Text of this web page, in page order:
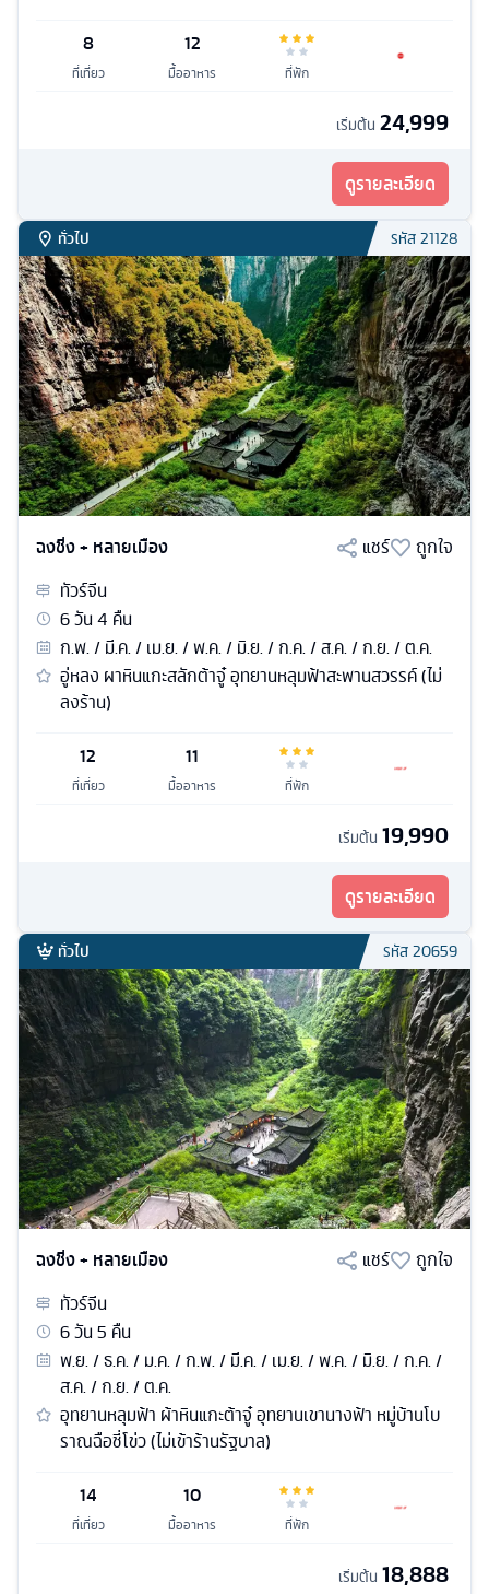
8
ที่เที่ยว
12
มื้ออาหาร ที่พัก
เริ่มต้น 24,999
ดูรายละเอียด
ทั่วไป รหัส21128
ฉงชิ่ง + หลายเมือง แชร์
ถูกใจ
ทัวร์จีน
6วัน4 คืน
ก.พ. / มี.ค. / เม.ย. / พ.ค. / มิ.ย. / ก.ค. / ส.ค. / ก.ย. / ต.ค.
อู่หลง ผาหินแกะสลักต้าจู๋ อุทยานหลุมฟ้าสะพานสวรรค์ (ไม่
ลงร้าน)
12
ที่เที่ยว
11
มื้ออาหาร ที่พัก
เริ่มต้น 19,990
ดูรายละเอียด
ทั่วไป รหัส20659
ฉงชิ่ง + หลายเมือง แชร์
ถูกใจ
ทัวร์จีน
6วัน5 คืน
พ.ย. / ธ.ค. / ม.ค. / ก.พ. / มี.ค. / เม.ย. / พ.ค. / มิ.ย. / ก.ค. /
ส.ค. / ก.ย. / ต.ค.
อุทยานหลุมฟ้า ผ้าหินแกะต้าจู๋ อุทยานเขานางฟ้า หมู่บ้านโบ
ราณฉือชี่โข่ว (ไม่เข้าร้านรัฐบาล)
14
ที่เที่ยว
10
มื้ออาหาร ที่พัก
เริ่มต้น 18,888